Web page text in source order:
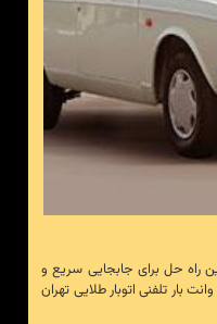
راه حل برای جابجایی سریع و
بار تلفنی اتوبار طلایی تهران